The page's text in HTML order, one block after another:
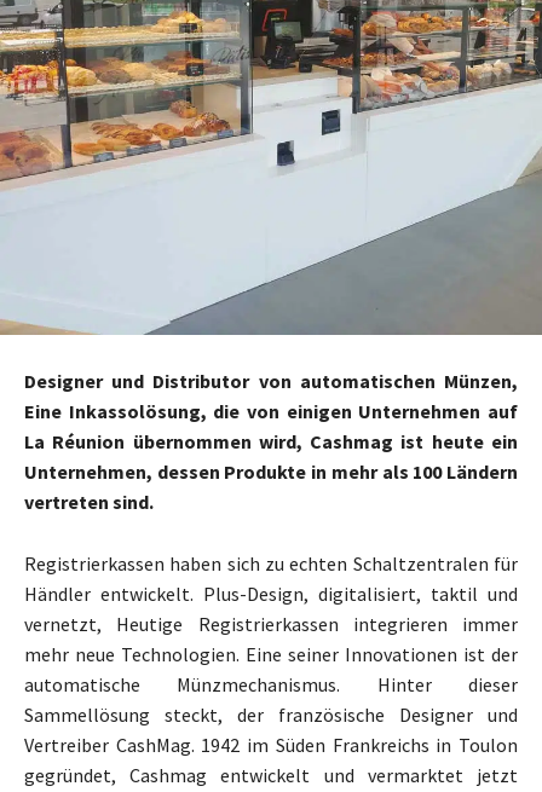
Designer und Distributor von automatischen Münzen,
Eine Inkassolösung, die von einigen Unternehmen auf
La Réunion übernommen wird, Cashmag ist heute ein
Unternehmen, dessen Produkte in mehr als 100 Ländern
vertreten sind.
Registrierkassen haben sich zu echten Schaltzentralen für
Händler entwickelt. Plus-Design, digitalisiert, taktil und
vernetzt, Heutige Registrierkassen integrieren immer
mehr neue Technologien. Eine seiner Innovationen ist der
automatische Münzmechanismus. Hinter dieser
Sammellösung steckt, der französische Designer und
Vertreiber CashMag. 1942 im Süden Frankreichs in Toulon
gegründet, Cashmag entwickelt und vermarktet jetzt